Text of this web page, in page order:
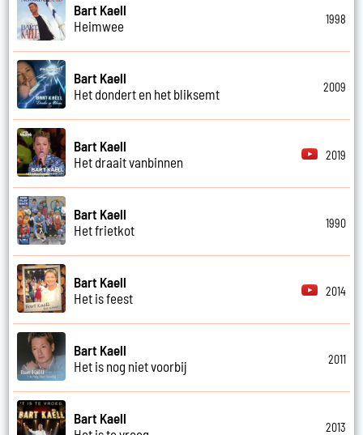
Bart Kaell
Heimwee
1998
Bart Kaell
Het dondert en het bliksemt
2009
Bart Kaell
Het draait vanbinnen
2019
Bart Kaell
Het frietkot
1990
Bart Kaell
Het is feest
2014
Bart Kaell
Het is nog niet voorbij
2011
Bart Kaell
2013